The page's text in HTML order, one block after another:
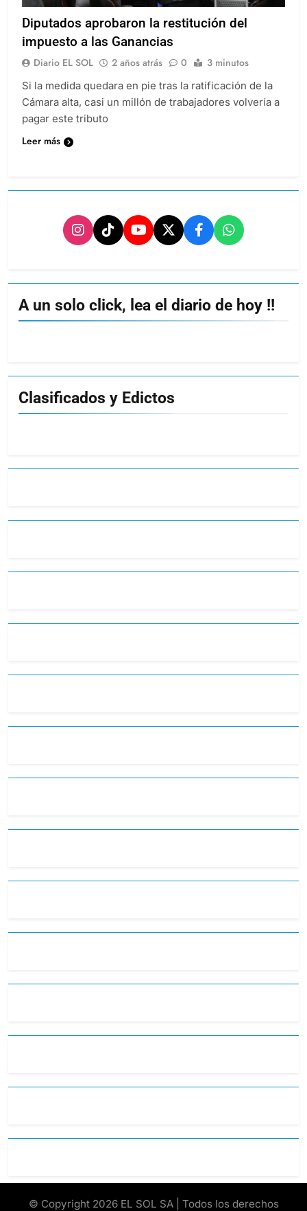
Diputados aprobaron la restitución del
impuesto a las Ganancias
Diario EL SOL 2 años atrás 0 3 minutos
Si la medida quedara en pie tras la ratificación de la
Cámara alta, casi un millón de trabajadores volvería a
pagar este tributo
Leer más
A un solo click, lea el diario de hoy !!
Clasificados y Edictos
© Copyright 2026 EL SOL SA | Todos los derechos